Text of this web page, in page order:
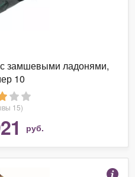
с замшевыми ладонями,
10
15)
руб.